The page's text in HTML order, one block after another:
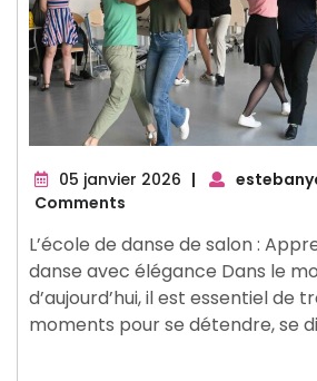
05 janvier 2026 05
|
Comments
L’école de danse de salon :
danse avec élégance Dans le
d’aujourd’hui, il est essentiel de
moments pour se détendre, se